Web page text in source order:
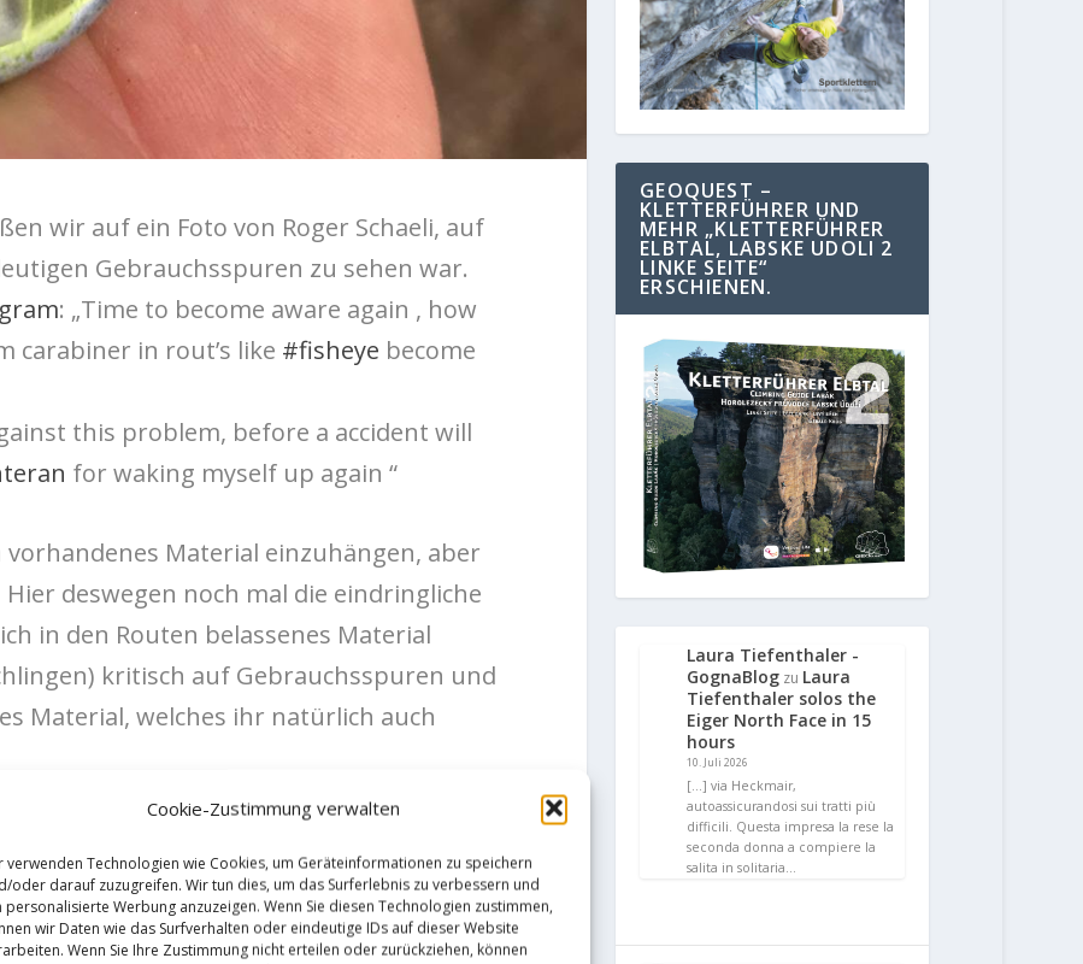
Cookie-Zustimmung verwalten
verwenden Technologien wie Cookies, um Geräteinformationen zu speichern
oder darauf zuzugreifen. Wir tun dies, um das Surferlebnis zu verbessern und
personalisierte Werbung anzuzeigen. Wenn Sie diesen Technologien zustimmen,
wir Daten wie das Surfverhalten oder eindeutige IDs auf dieser Website
Wenn Sie Ihre Zustimmung nicht erteilen oder zurückziehen, können
wir auf ein Foto von Roger Schaeli, auf
Gebrauchsspuren zu sehen war.
: „Time to become aware again , how
carabiner in rout’s like #fisheye become
this problem, before a accident will
for waking myself up again “
Material einzuhängen, aber
deswegen noch mal die eindringliche
in den Routen belassenes Material
kritisch auf Gebrauchsspuren und
Material, welches ihr natürlich auch
zum Umlenken in Routen euer
Exen bzw. Schraubkarabiner). Auch
und diese Umlenker müssen
GEOQUEST –
KLETTERFÜHRER UND
MEHR „KLETTERFÜHRER
ELBTAL, LABSKE UDOLI 2
LINKE SEITE“
ERSCHIENEN.
Laura Tiefenthaler -
GognaBlog zu Laura
Tiefenthaler solos the
Eiger North Face in 15
hours
10. Juli 2026
[…] via Heckmair,
autoassicurandosi sui tratti più
difficili. Questa impresa la rese la
seconda donna a compiere la
salita in solitaria…